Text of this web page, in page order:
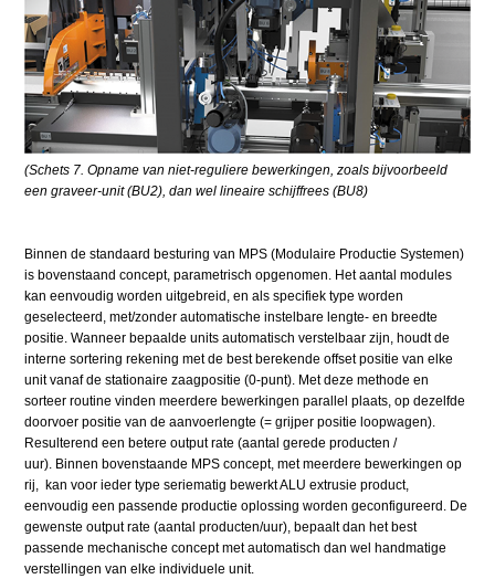
(Schets 7. Opname van niet-reguliere bewerkingen, zoals bijvoorbeeld
een graveer-unit (BU2), dan wel lineaire schijffrees (BU8)
Binnen de standaard besturing van MPS (Modulaire Productie Systemen)
is bovenstaand concept, parametrisch opgenomen. Het aantal modules
kan eenvoudig worden uitgebreid, en als specifiek type worden
geselecteerd, met/zonder automatische instelbare lengte- en breedte
positie. Wanneer bepaalde units automatisch verstelbaar zijn, houdt de
interne sortering rekening met de best berekende offset positie van elke
unit vanaf de stationaire zaagpositie (0-punt). Met deze methode en
sorteer routine vinden meerdere bewerkingen parallel plaats, op dezelfde
doorvoer positie van de aanvoerlengte (= grijper positie loopwagen).
Resulterend een betere output rate (aantal gerede producten /
uur). Binnen bovenstaande MPS concept, met meerdere bewerkingen op
rij, kan voor ieder type seriematig bewerkt ALU extrusie product,
eenvoudig een passende productie oplossing worden geconfigureerd. De
gewenste output rate (aantal producten/uur), bepaalt dan het best
passende mechanische concept met automatisch dan wel handmatige
verstellingen van elke individuele unit.